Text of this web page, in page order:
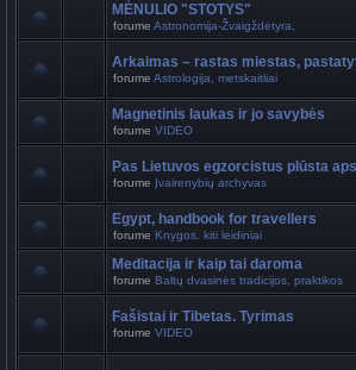
MĖNULIO "STOTYS"
forume Astronomija-Žvaigždėtyra,
Arkaimas – rastas miestas,
forume Astrologija, metskaitliai
Magnetinis laukas ir jo savybės
forume VIDEO
Pas Lietuvos egzorcistus plūsta
forume Įvairenybių archyvas
Egypt, handbook for travellers
forume Knygos. kiti leidiniai
Meditacija ir kaip tai daroma
forume Baltų dvasinės tradicijos, praktikos
Fašistai ir Tibetas. Tyrimas
forume VIDEO